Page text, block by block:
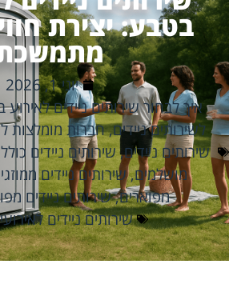
בטבע: יצירת
יוני 1, 2026
איך לבחור שירותים ניידים לאירוע
לשירותים ניידים,חברות מומלצות
שירותים ניידים,שירותים ניידים כולל
מושלמים,שירותים ניידים
מפוארים,שירותים ניידים
שירותים ניידים